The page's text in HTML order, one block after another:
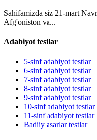
Sahifamizda siz 21-mart
Afg'oniston va...
Adabiyot testlar
5-sinf adabiyot testlar
6-sinf adabiyot testlar
7-sinf adabiyot testlar
8-sinf adabiyot testlar
9-sinf adabiyot testlar
10-sinf adabiyot testlar
11-sinf adabiyot testlar
Badiiy asarlar testlar